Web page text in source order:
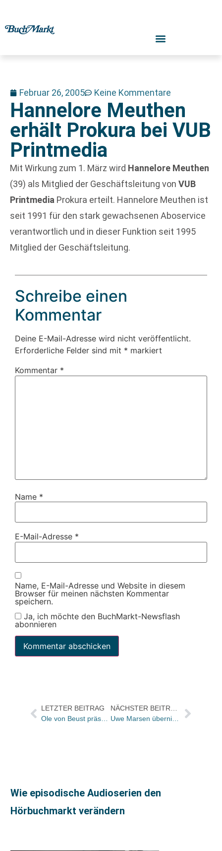
Februar 26, 2005 Keine Kommentare
Hannelore Meuthen
erhält Prokura bei VUB
Printmedia
Mit Wirkung zum 1. März wird Hannelore Meuthen
(39) als Mitglied der Geschäftsleitung von VUB
Printmedia Prokura erteilt. Hannelore Meuthen ist
seit 1991 für den stark gewachsenen Aboservice
verantwortlich und in dieser Funktion seit 1995
Mitglied der Geschäftsleitung.
Schreibe einen
Kommentar
Deine E-Mail-Adresse wird nicht veröffentlicht.
Erforderliche Felder sind mit * markiert
Kommentar *
Name *
E-Mail-Adresse *
Name, E-Mail-Adresse und Website in diesem
Browser für meinen nächsten Kommentar
speichern.
Ja, ich möchte den BuchMarkt-Newsflash
abonnieren
LETZTER BEITRAG
Ole von Beust präsentiert von HEYMANN mitfinanzierte neue HÖB-Kundenkarte
Wie episodische Audioserien den
Hörbuchmarkt verändern